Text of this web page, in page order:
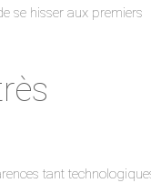
se hisser aux premiers
tant